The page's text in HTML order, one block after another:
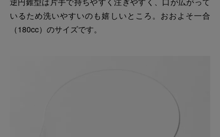
いるため洗いやすいのも嬉しいところ。おおよそ一合
（180cc）のサイズです。